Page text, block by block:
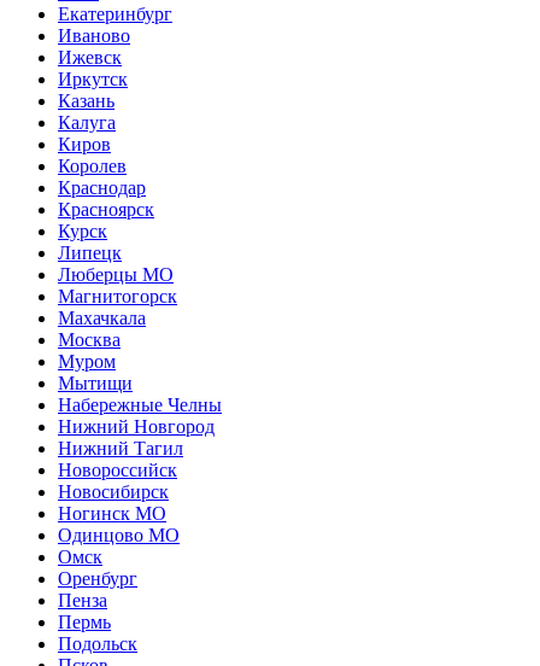
Екатеринбург
Иваново
Ижевск
Иркутск
Казань
Калуга
Киров
Королев
Краснодар
Красноярск
Курск
Липецк
Люберцы МО
Магнитогорск
Махачкала
Москва
Муром
Мытищи
Набережные Челны
Нижний Новгород
Нижний Тагил
Новороссийск
Новосибирск
Ногинск МО
Одинцово МО
Омск
Оренбург
Пенза
Пермь
Подольск